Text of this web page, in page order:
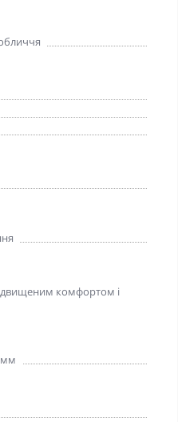
комфортом і
мм